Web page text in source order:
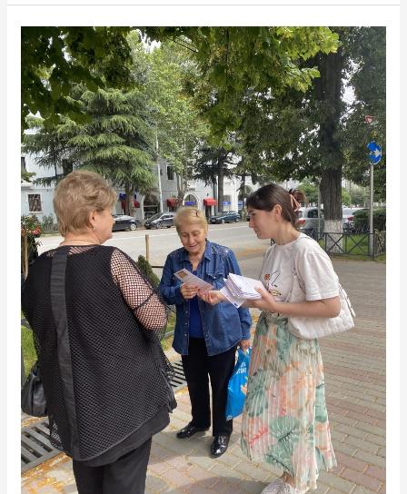
სანფორმაციო-
საგანამანათლებლო
კამპანია